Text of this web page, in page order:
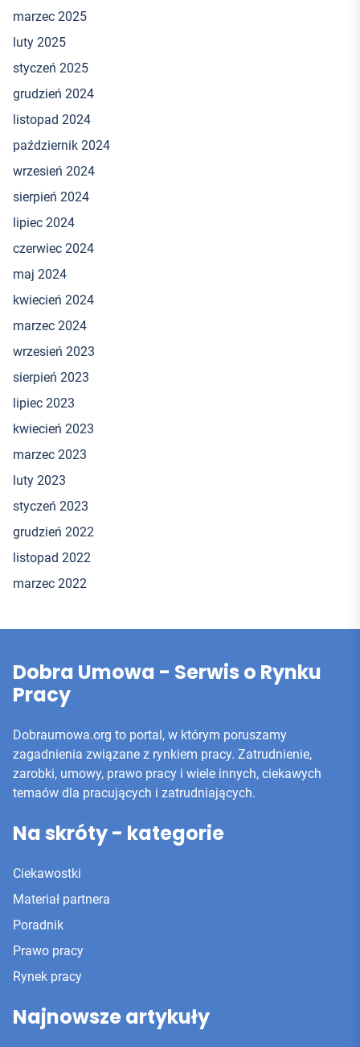
marzec 2025
luty 2025
styczeń 2025
grudzień 2024
listopad 2024
październik 2024
wrzesień 2024
sierpień 2024
lipiec 2024
czerwiec 2024
maj 2024
kwiecień 2024
marzec 2024
wrzesień 2023
sierpień 2023
lipiec 2023
kwiecień 2023
marzec 2023
luty 2023
styczeń 2023
grudzień 2022
listopad 2022
marzec 2022
Dobra Umowa - Serwis o Rynku
Pracy
Dobraumowa.org to portal, w którym poruszamy
zagadnienia związane z rynkiem pracy. Zatrudnienie,
zarobki, umowy, prawo pracy i wiele innych, ciekawych
temaów dla pracujących i zatrudniających.
Na skróty - kategorie
Ciekawostki
Materiał partnera
Poradnik
Prawo pracy
Rynek pracy
Najnowsze artykuły